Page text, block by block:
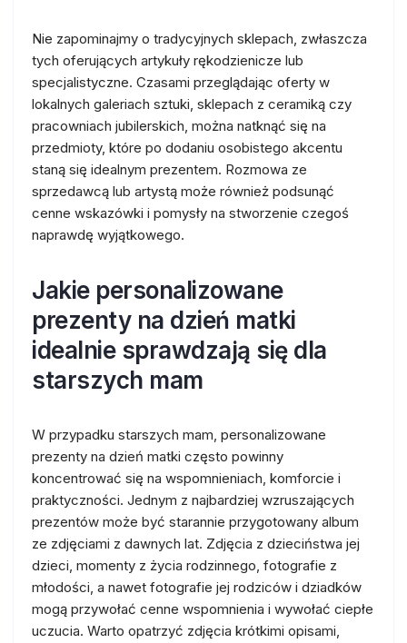
Nie zapominajmy o tradycyjnych sklepach, zwłaszcza
tych oferujących artykuły rękodzienicze lub
specjalistyczne. Czasami przeglądając oferty w
lokalnych galeriach sztuki, sklepach z ceramiką czy
pracowniach jubilerskich, można natknąć się na
przedmioty, które po dodaniu osobistego akcentu
staną się idealnym prezentem. Rozmowa ze
sprzedawcą lub artystą może również podsunąć
cenne wskazówki i pomysły na stworzenie czegoś
naprawdę wyjątkowego.
Jakie personalizowane
prezenty na dzień matki
idealnie sprawdzają się dla
starszych mam
W przypadku starszych mam, personalizowane
prezenty na dzień matki często powinny
koncentrować się na wspomnieniach, komforcie i
praktyczności. Jednym z najbardziej wzruszających
prezentów może być starannie przygotowany album
ze zdjęciami z dawnych lat. Zdjęcia z dzieciństwa jej
dzieci, momenty z życia rodzinnego, fotografie z
młodości, a nawet fotografie jej rodziców i dziadków
mogą przywołać cenne wspomnienia i wywołać ciepłe
uczucia. Warto opatrzyć zdjęcia krótkimi opisami,